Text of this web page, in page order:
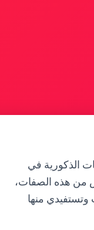
الذكورية في
من هذه الصفات،
منها